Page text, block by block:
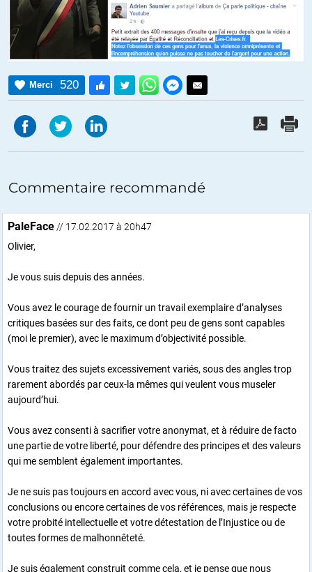
Merci 520
Commentaire recommandé
PaleFace // 17.02.2017 à 20h47
Olivier,
Je vous suis depuis des années.
Vous avez le courage de fournir un travail exemplaire d’analyses
critiques basées sur des faits, ce dont peu de gens sont capables
(moi le premier), avec le maximum d’objectivité possible.
Vous traitez des sujets excessivement variés, sous des angles trop
rarement abordés par ceux-la mêmes qui veulent vous museler
aujourd’hui.
Vous avez consenti à sacrifier votre anonymat, et à réduire de facto
une partie de votre liberté, pour défendre des principes et des valeurs
qui me semblent également importantes.
Je ne suis pas toujours en accord avec vous, ni avec certaines de vos
conclusions ou encore certaines de vos références, mais je respecte
votre probité intellectuelle et votre détestation de l’Injustice ou de
toutes formes de malhonnêteté.
Je suis également construit comme cela, et je pense que nous